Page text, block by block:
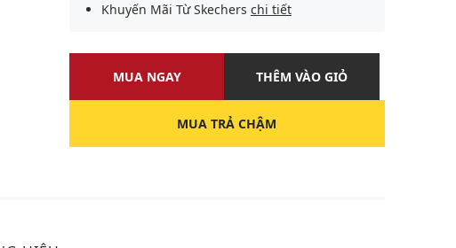
Khuyến Mãi Từ Skechers chi tiết
MUA NGAY THÊM VÀO GIỎ
MUA TRẢ CHẬM